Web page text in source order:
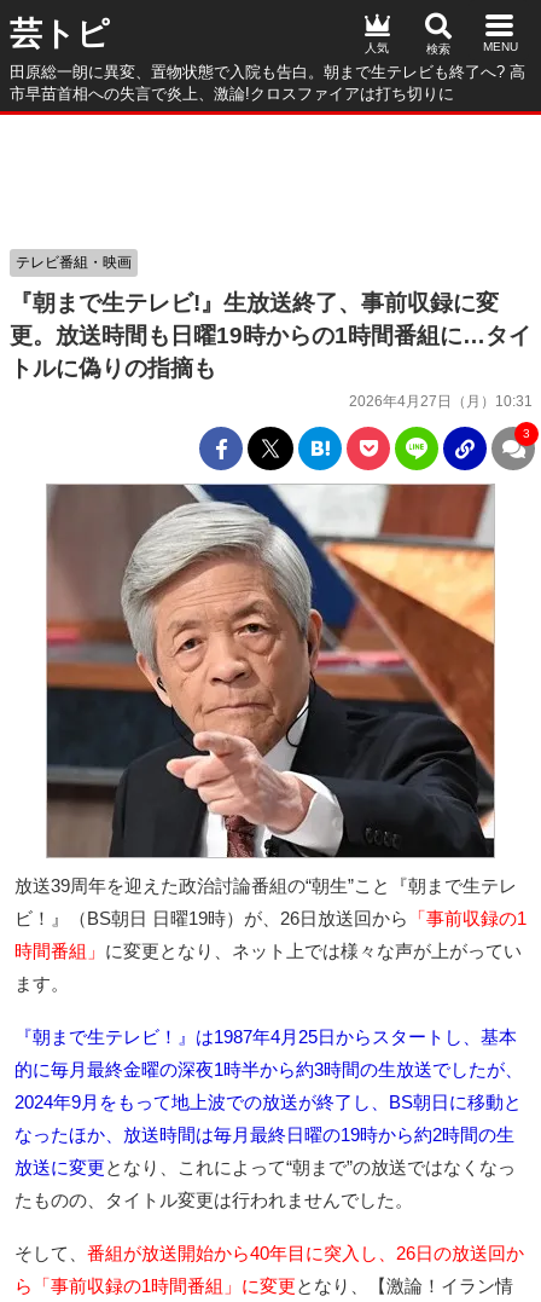
芸トピ
田原総一朗に異変、置物状態で入院も告白。朝まで生テレビも終了へ? 高
市早苗首相への失言で炎上、激論!クロスファイアは打ち切りに
人気
『朝まで生テレビ!』生放送終了、事前収録に変
更。放送時間も日曜19時からの1時間番組に…タイ
トルに偽りの指摘も
2026年4月27日（月）10:31
テレビ番組・映画
3
放送39周年を迎えた政治討論番組の“朝生”こと『朝まで生テレ
ビ！』（BS朝日 日曜19時）が、26日放送回から
「事前収録の1
時間番組」 に変更となり、ネット上では様々な声が上がってい
ます。
『朝まで生テレビ！』は1987年4月25日からスタートし、基本
的に毎月最終金曜の深夜1時半から約3時間の生放送でしたが、
2024年9月をもって地上波での放送が終了し、BS朝日に移動と
なったほか、放送時間は毎月最終日曜の19時から約2時間の生
放送に変更となり、これによって“朝まで”の放送ではなくなっ
たものの、タイトル変更は行われませんでした。
そして、 番組が放送開始から40年目に突入し、26日の放送回か
ら「事前収録の1時間番組」に変更となり、【激論！イラン情